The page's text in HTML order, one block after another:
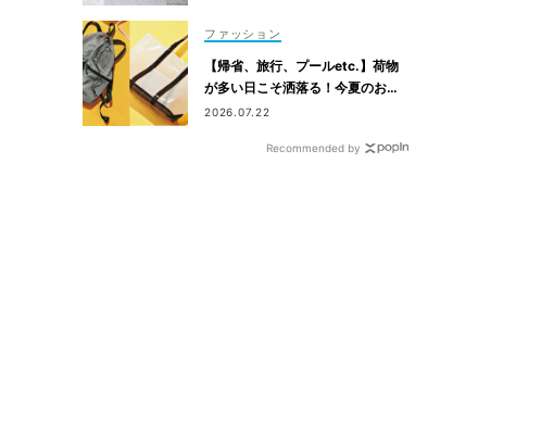
ファッション
【帰省、旅行、プールetc.】荷物
が多い日こそ洒落る！今夏のお出
かけ名品「トート＆リュック」５
2026.07.22
Recommended by